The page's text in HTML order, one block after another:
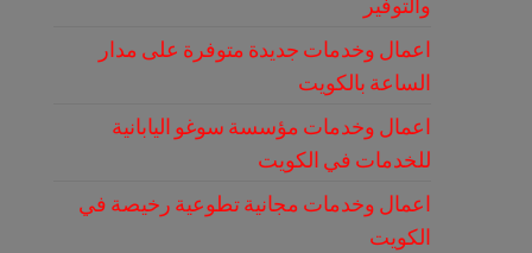
اعمال وخدمات جديدة متوفرة على مدار
الساعة بالكويت
اعمال وخدمات مؤسسة سوغو اليابانية
للخدمات في الكويت
اعمال وخدمات مجانية تطوعية رخيصة في
الكويت